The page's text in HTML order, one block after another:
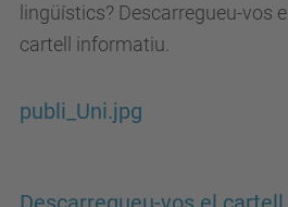
lingüístics? Descarregueu-vos el
cartell informatiu.
publi_Uni.jpg